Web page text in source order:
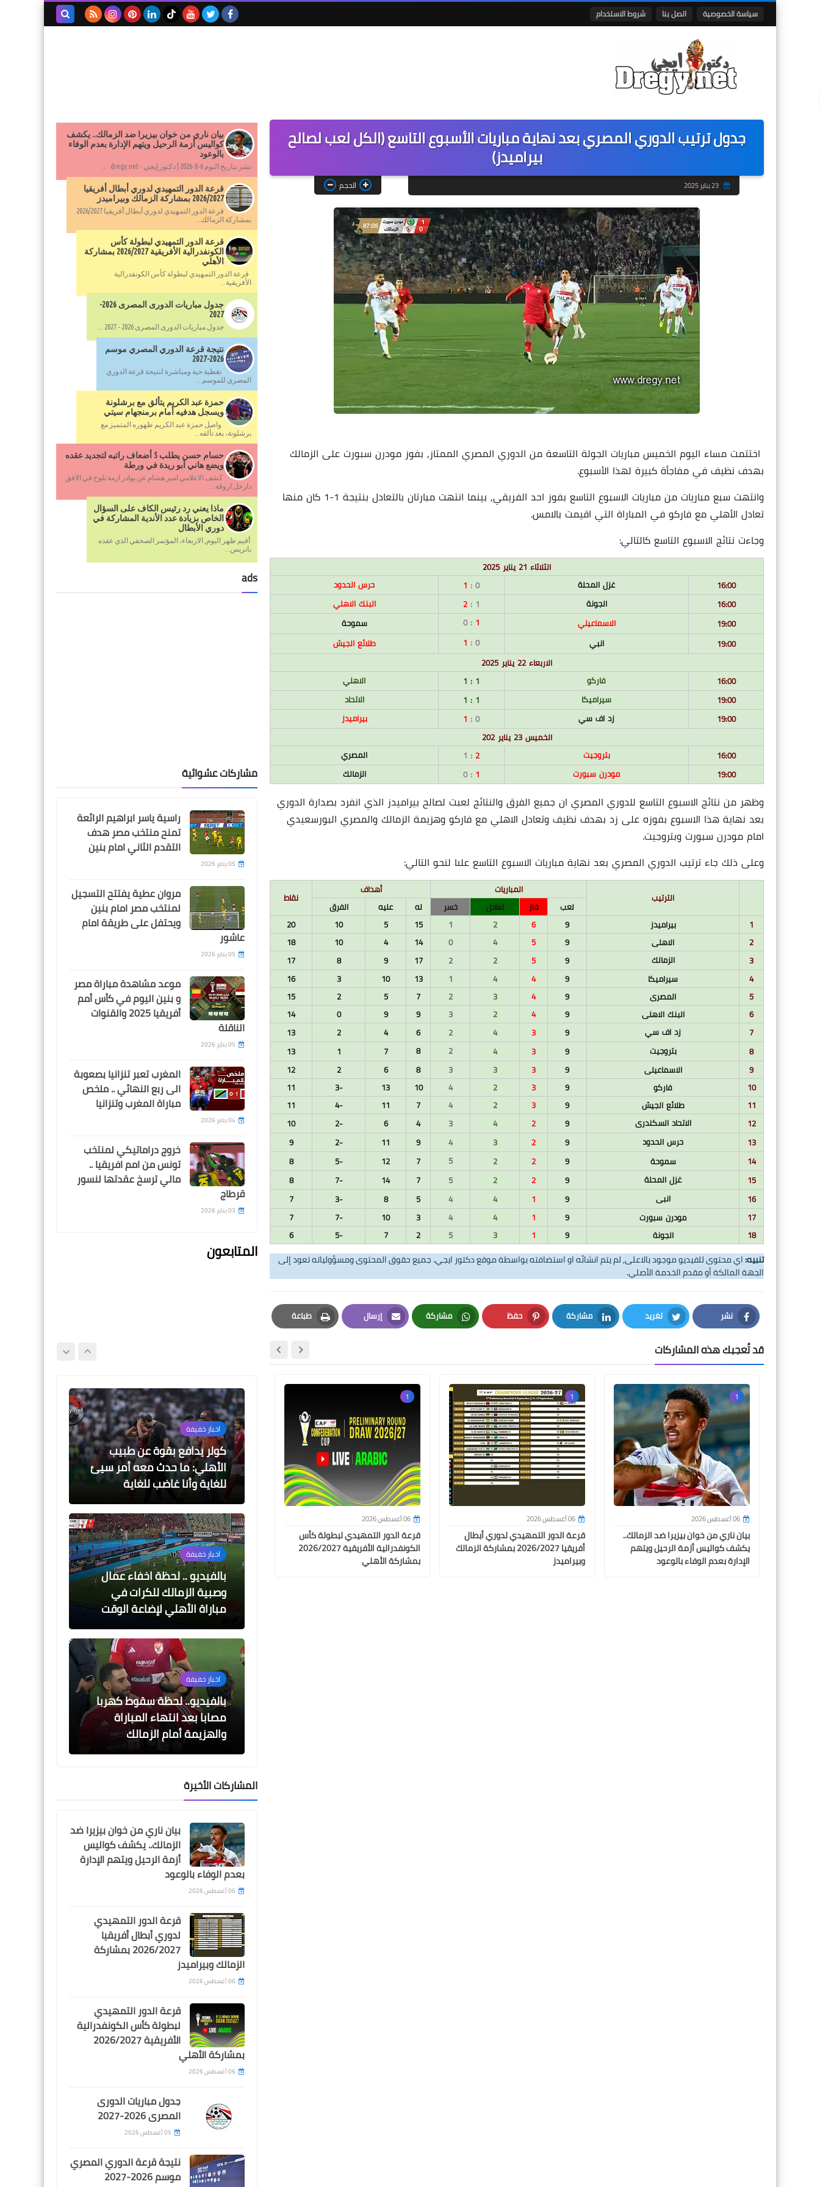
سياسة الخصوصية اتصل بنا شروط الاستخدام
جدول ترتيب الدوري المصري بعد نهاية مباريات الأسبوع التاسع (الكل لعب لصالح
بيراميدز)
23 يناير 2025 الحجم
اختتمت مساء اليوم الخميس مباريات الجولة التاسعة من الدوري المصري الممتاز, بفوز مودرن سبورت على الزمالك
بهدف نظيف في مفاجأة كبيرة لهذا الأسبوع.
وانتهت سبع مباريات من مباريات الاسبوع التاسع بفوز احد الفريقي, بينما انتهت مبارتان بالتعادل بنتيجة 1-1 كان منها
تعادل الأهلي مع فاركو في المباراة التي اقيمت بالامس.
وجاءت نتائج الاسبوع التاسع كالتالي:
الثلاثاء 21 يناير 2025
16:00
غزل المحلة 0 :
1
حرس الحدود
16:00
الجونة 1 :
2
البنك الاهلي
19:00
الاسماعيلي 1
: 0
سموحة
19:00
انبي 0 :
1
طلائع الجيش
الاربعاء 22 يناير 2025
16:00
فاركو 1 : 1
الاهلي
19:00
سيراميكا 1 : 1
الاتحاد
19:00
زد اف سي 0 :
1
بيراميدز
الخميس 23 يناير 202
16:00
بتروجيت 2
: 1
المصري
19:00
مودرن سبورت 1
: 0 الزمالك
وظهر من نتائج الاسبوع التاسع للدوري المصري ان جميع الفرق والنتائج لعبت لصالح بيراميدز الذي انفرد بصدارة الدوري
بعد نهاية هذا الاسبوع بفوزه على زد بهدف نظيف وتعادل الاهلي مع فاركو وهزيمة الزمالك والمصري البورسعيدي
امام مودرن سبورت وبتروجيت.
وعلى ذلك جاء ترتيب الدوري المصري بعد نهاية مباريات الاسبوع التاسع علىا لنحو التالي:
الترتيب
المباريات أهداف
نقاط
لعب فاز تعادل خسر له عليه
الفرق
1
بيراميدز 9
6
2
1
15
5
10
20
2
الاهلى 9
5
4
0
14
4
10
18
3
الزمالك 9
5
2
2
17
9
8
17
4
سيراميكا 9
4
4
1
13
10
3
16
5
المصرى 9
4
3
2
7
5
2
15
6
البنك الاهلى 9
4
2
3
9
9
0
14
7
زد اف سي 9
3
4
2
6
4
2
13
8
بتروجيت 9
3
4
2
8
7
1
13
9
الاسماعيلى 9
3
3
3
8
6
2
12
10
فاركو 9
3
2
4
10
13
-3
11
11
طلائع الجيش 9
3
2
4
7
11
-4
11
12
الاتحاد السكندرى 9
2
4
3
4
6
-2
10
13
حرس الحدود 9
2
3
4
9
11
-2
9
14
سموحة 9
2
2
5
7
12
-5
8
15
غزل المحلة 9
2
2
5
7
14
-7
8
16
انبى 9
1
4
4
5
8
-3
7
17
مودرن سبورت 9
1
4
4
3
10
-7
7
18
الجونة 9
1
3
5
2
7
-5
6
تنبيه:اي محتوى للفيديو موجود بالاعلى, لم يتم انشائه او استضافته بواسطة موقع دكتور ايجي. جميع حقوق المحتوى ومسؤولياته تعود إلى
الجهة المالكة أو مقدم الخدمة الأصلي.
نشر
Facebook
تغريد
Twitter
مشاركة
LinkedIn
حفظ
Pinterest
مشاركة
Whatsapp
إرسال
Email
طباعة
Print
قد تُعجبك هذه المشاركات
1
06 أغسطس 2026
بيان ناري من خوان بيزيرا ضد الزمالك..
يكشف كواليس أزمة الرحيل ويتهم
الإدارة بعدم الوفاء بالوعود
1
06 أغسطس 2026
قرعة الدور التمهيدي لدوري أبطال
أفريقيا 2026/2027 بمشاركة الزمالك
وبيراميدز
1
06 أغسطس 2026
قرعة الدور التمهيدي لبطولة كأس
الكونفدرالية الأفريقية 2026/2027
بمشاركة الأهلي
اخبار خفيفة
05 أغسطس 2026
جدول مباريات الدورى المصرى 2026-
2027
اخبار خفيفة
05 أغسطس 2026
نتيجة قرعة الدوري
2026-2027
بيان ناري من خوان بيزيرا ضد الزمالك.. يكشف
كواليس أزمة الرحيل ويتهم الإدارة بعدم الوفاء
بالوعود
نشر بتاريخ اليوم 6-8-2026 | دكتور إيجي - dregy.net ...
قرعة الدور التمهيدي لدوري أبطال أفريقيا
2026/2027 بمشاركة الزمالك وبيراميدز
قرعة الدور التمهيدي لدوري أبطال أفريقيا 2026/2027
بمشاركة الزمالك...
قرعة الدور التمهيدي لبطولة كأس
الكونفدرالية الأفريقية 2026/2027 بمشاركة
الأهلي
قرعة الدور التمهيدي لبطولة كأس الكونفدرالية
الأفريقية...
جدول مباريات الدورى المصرى 2026-
2027
جدول مباريات الدورى المصرى 2026 - 2027 ...
نتيجة قرعة الدوري المصري موسم
2026-2027
تغطية حية ومباشرة لنتيجة قرعة الدوري
المصري للموسم...
حمزة عبد الكريم يتألق مع برشلونة
ويسجل هدفيه أمام برمنجهام سيتي
واصل حمزة عبد الكريم ظهوره المتميز مع
برشلونة، بعد تألقه...
حسام حسن يطلب 5 أضعاف راتبه لتجديد عقده
ويضع هاني أبو ريدة في ورطة
كشف الاعلامي امير هشام عن بوادر ازمة تلوح في الافق
دارخل اروقة...
ماذا يعني رد رئيس الكاف على السؤال
الخاص بزيادة عدد الأندية المشاركة في
دوري الأبطال
أقيم ظهر اليوم, الاربعاء، المؤتمر الصحفي الذي عقده
باتريس...
ads
مشاركات عشوائية
راسية ياسر ابراهيم الرائعة
تمنح منتخب مصر هدف
التقدم الثاني امام بنين
05 يناير 2026
مروان عطية يفتتح التسجيل
لمنتخب مصر امام بنين
ويحتفل على طريقة امام
عاشور
05 يناير 2026
موعد مشاهدة مباراة مصر
و بنين اليوم في كأس أمم
أفريقيا 2025 والقنوات
الناقلة
05 يناير 2026
المغرب تعبر تنزانيا بصعوبة
الى ربع النهائي .. ملخص
مباراة المغرب وتنزانيا
04 يناير 2026
خروج دراماتيكي لمنتخب
تونس من امم افريقيا ..
مالي ترسخ عقدتها لنسور
قرطاج
03 يناير 2026
المتابعون
10 أبريل 2024
كولر يدافع بقوة عن طبيب
الأهلي: ما حدث معه أمر سيئ
للغاية وأنا غاضب للغاية
15 أبريل 2024
اخبار خفيفة
بالفيديو .. لحظة اخفاء عمال
مباراة الأهلي لإضاعة الوقت
15 أبريل 2024
بالفيديو.. لحظة سقوط كهربا
مصابا بعد انتهاء المباراة
والهزيمة أمام الزمالك
13 أبريل 2024
اخبار خفيفة
خالد مرتجي يرفض مصافحة
بنت هناء حمزة اثناء مراسم
20 أبريل 2024
اخبار خفيفة
كولر يدافع بقوة عن طبيب
الأهلي: ما حدث معه أمر سيئ
للغاية وأنا غاضب للغاية
15 أبريل 2024
اخبار خفيفة
بالفيديو .. لحظة اخفاء عمال
وصبية الزمالك للكرات في
مباراة الأهلي لإضاعة الوقت
اخبار خفيفة
بالفيديو.. لحظة سقوط كهربا
مصابا بعد انتهاء المباراة
والهزيمة أمام الزمالك
اخبار خفيفة
خالد مرتجي يرفض مصافحة
بنت هناء حمزة اثناء مراسم
تتويج الأهلي بكأس مصر
Egypt
اوبى ميكيل يفاجئ الجميع فى
ستوديو بى ان بالحديث عن ابو
تريكة : انه مثلى الاعلى
اخبار خفيفة
كولر يدافع بقوة عن طبيب
الأهلي: ما حدث معه أمر سيئ
للغاية وأنا غاضب للغاية
اخبار خفيفة
المشاركات الأخيرة
بيان ناري من خوان بيزيرا ضد
الزمالك.. يكشف كواليس
أزمة الرحيل ويتهم الإدارة
بعدم الوفاء بالوعود
06 أغسطس 2026
قرعة الدور التمهيدي
لدوري أبطال أفريقيا
2026/2027 بمشاركة
الزمالك وبيراميدز
06 أغسطس 2026
قرعة الدور التمهيدي
لبطولة كأس الكونفدرالية
الأفريقية 2026/2027
بمشاركة الأهلي
06 أغسطس 2026
جدول مباريات الدورى
المصرى 2026-2027
05 أغسطس 2026
نتيجة قرعة الدوري المصري
موسم 2026-2027